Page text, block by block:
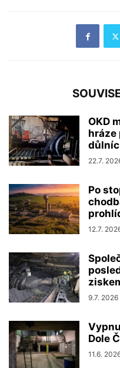
OKD
hráze
22.7.
Po
12.7.
9.7. 2026
Dole
11.6.